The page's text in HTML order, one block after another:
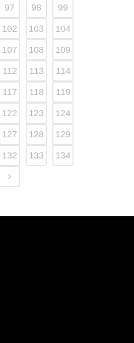
97 98 99
102 103 104
107 108 109
112 113 114
117 118 119
122 123 124
127 128 129
132 133 134